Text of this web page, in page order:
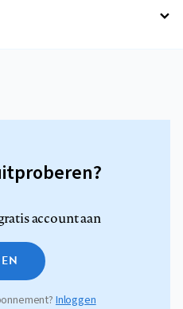
account aan
Inloggen